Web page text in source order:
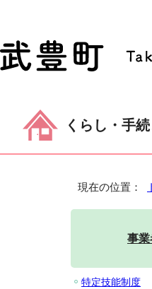
くらし・手続
現在の位置：
事
特定技能制度